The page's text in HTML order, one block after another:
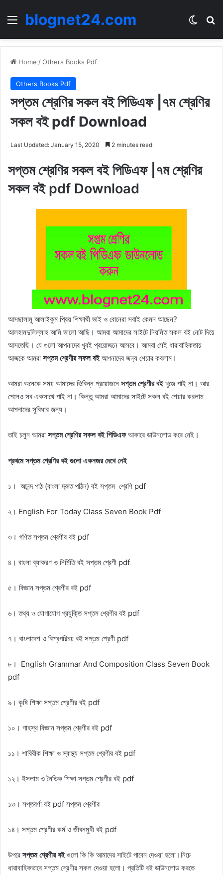
Menublognet24.com
Home /Others Books Pdf
Others Books Pdf
সপ্তম শ্রেণির সকল বই পিডিএফ |৭ম শ্রেণির
সকল বই pdf Download
Last Updated: January 15, 2020 2 minutes read
সপ্তম শ্রেণির সকল বই পিডিএফ |৭ম শ্রেণির
সকল বই pdf Download
আসছালামু আলাইকুম প্রিয় শিক্ষার্থী ভাই ও বোনেরা সবাই কেমন আছেন?
আলহামদুলিল্লাহ আমি ভালো আছি। আমরা আমাদের সাইটে নিয়মিত সকল বই নোট দিয়ে
আসতেছি। যে গুলো আপনাদের খুবই প্রয়োজনে আসবে। আমরা সেই ধারাবাহিকতায়
আজকে আমরা সপ্তম শ্রেণীর সকল বইআপনাদের জন্য শেয়ার করলাম।
আমরা অনেকে সময় আমাদের ভিবিন্ন প্রয়োজনে সপ্তম শ্রেণীর বইখুজে পাই না। আর
পেলেও সব একসাথে পাই না। কিন্তু আমরা আমাদের সাইটে সকল বই শেয়ার করলাম
আপনাদের সুবিধার জন্য।
তাই চলুন আমরা সপ্তম শ্রেণির সকল বই পিডিএফআকারে ডাউনলোড করে নেই।
প্রথমে সপ্তম শ্রেণির বই গুলো একনজর দেখে নেই
১। আনন্দ পাঠ (বাংলা দ্রুত পঠিন) বই সপ্তম শ্রেণি pdf
২। English For Today Class Seven Book Pdf
৩। গণিত সপ্তম শ্রেণীর বই pdf
৪। বাংলা ব্যাকরণ ও নির্মিতি বই সপ্তম শ্রেণী pdf
৫। বিজ্ঞান সপ্তম শ্রেণীর বই pdf
৬। তথ্য ও যোগাযোগ প্রযুক্তি সপ্তম শ্রেণীর বই pdf
৭। বাংলাদেশ ও বিশ্বপরিচয় বই সপ্তম শ্রেণী pdf
৮। English Grammar And Composition Class Seven Book
pdf
৯। কৃষি শিক্ষা সপ্তম শ্রেণীর বই pdf
১০। গাহস্থ বিজ্ঞান সপ্তম শ্রেণীর বই pdf
১১। শারিরীক শিক্ষা ও স্বাস্থ্য সপ্তম শ্রেণীর বই pdf
১২। ইসলাম ও নৈতিক শিক্ষা সপ্তম শ্রেণীর বই pdf
১৩। সপ্তবর্ণা বই pdf সপ্তম শ্রেণীর
১৪। সপ্তম শ্রেণীর কর্ম ও জীবনমুখী বই pdf
উপরে সপ্তম শ্রেণীর বইগুলো কি কি আমাদের সাইটে পাবেন দেওয়া হলো।নিচে
ধারাবাহিকভাবে সপ্তম শ্রেণীর সকল দেওয়া হলো। প্রতিটি বই ডাউনলোড করতে